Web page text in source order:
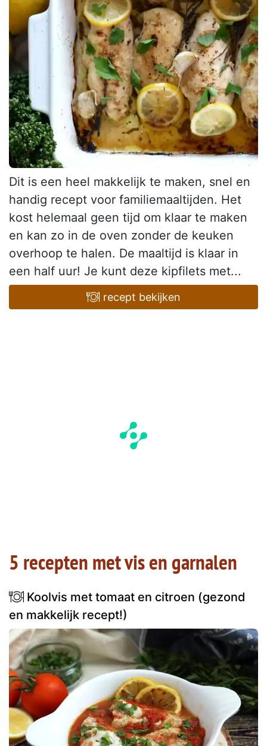
Dit is een heel makkelijk te maken, snel en
handig recept voor familiemaaltijden. Het
kost helemaal geen tijd om klaar te maken
en kan zo in de oven zonder de keuken
overhoop te halen. De maaltijd is klaar in
een half uur! Je kunt deze kipfilets met...
recept bekijken
5 recepten met vis en garnalen
Koolvis met tomaat en citroen (gezond
en makkelijk recept!)